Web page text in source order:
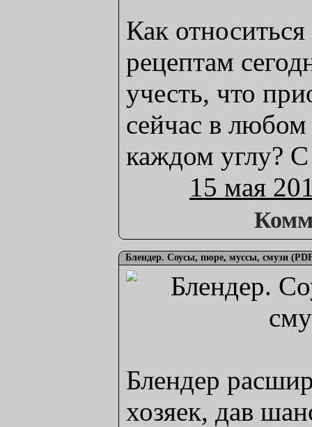
Как
рецептам
учесть, что
сейчас в любом
каждом углу?
15 мая
Блендер. Соусы, пюре, муссы, смузи
Блендер
хозяек, дав